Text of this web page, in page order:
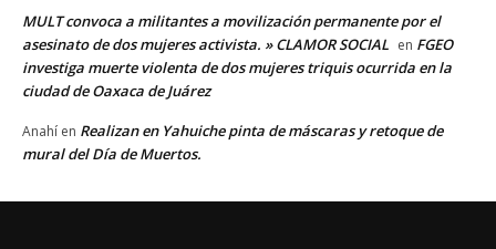
MULT convoca a militantes a movilización permanente por el
asesinato de dos mujeres activista. » CLAMOR SOCIAL en FGEO
investiga muerte violenta de dos mujeres triquis ocurrida en la
ciudad de Oaxaca de Juárez
Anahí en Realizan en Yahuiche pinta de máscaras y retoque de
mural del Día de Muertos.